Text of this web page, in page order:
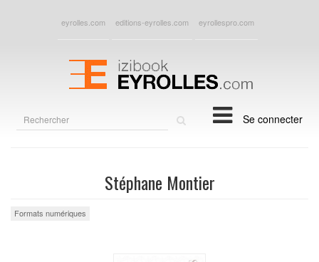
eyrolles.com editions-eyrolles.com eyrollespro.com
Se connecter
Stéphane Montier
Formats numériques